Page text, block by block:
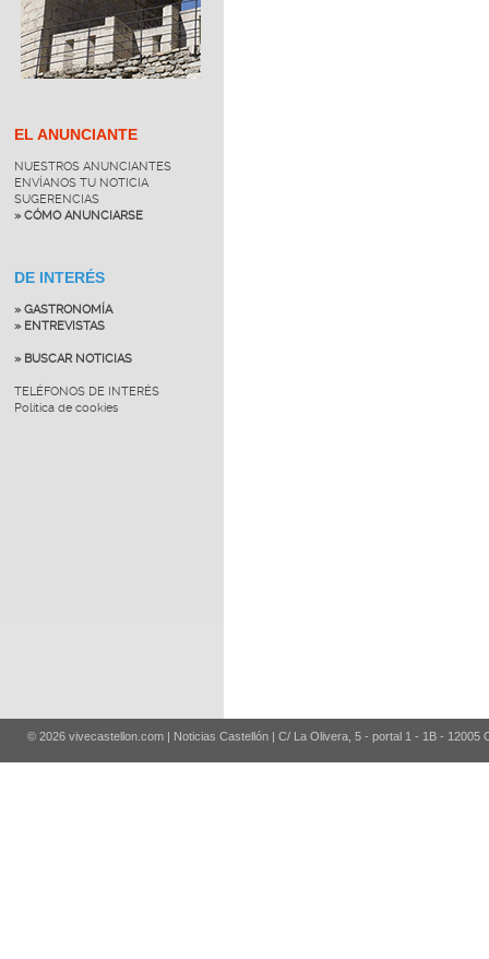
EL ANUNCIANTE
NUESTROS ANUNCIANTES
ENVÍANOS TU NOTICIA
SUGERENCIAS
» CÓMO ANUNCIARSE
DE INTERÉS
» GASTRONOMÍA
» ENTREVISTAS
» BUSCAR NOTICIAS
TELÉFONOS DE INTERÉS
Política de cookies
© 2026 vivecastellon.com | Noticias Castellón | C/ La Olivera, 5 - portal 1 - 1B - 12005